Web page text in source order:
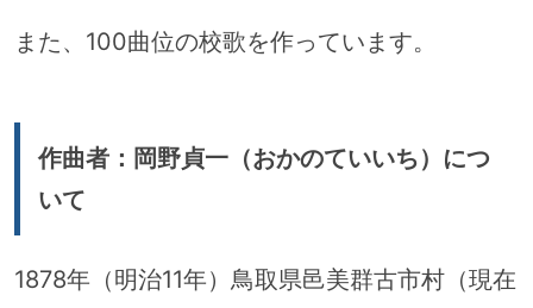
また、100曲位の校歌を作っています。
作曲者：岡野貞一（おかのていいち）につ
いて
1878年（明治11年）鳥取県邑美群古市村（現在